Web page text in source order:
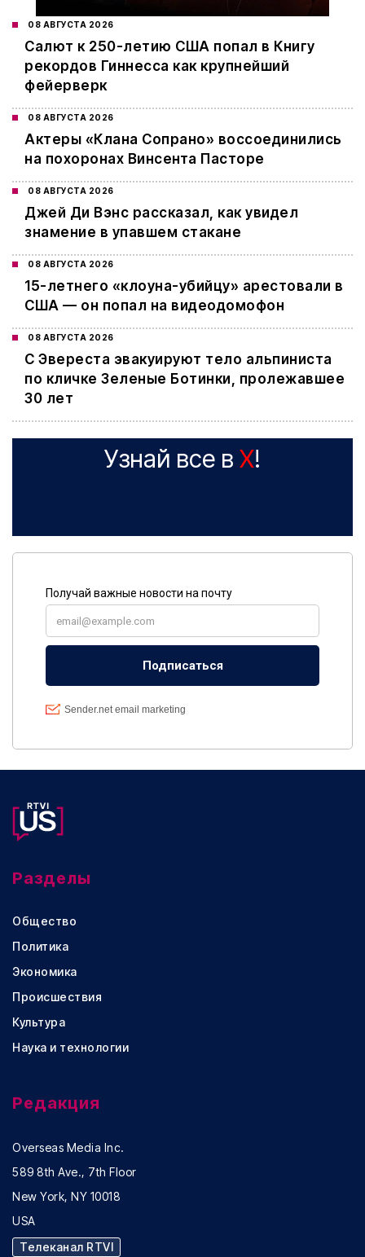
08 АВГУСТА 2026
Салют к 250-летию США попал в Книгу
рекордов Гиннесса как крупнейший
фейерверк
08 АВГУСТА 2026
Актеры «Клана Сопрано» воссоединились
на похоронах Винсента Пасторе
08 АВГУСТА 2026
Джей Ди Вэнс рассказал, как увидел
знамение в упавшем стакане
08 АВГУСТА 2026
15-летнего «клоуна-убийцу» арестовали в
США — он попал на видеодомофон
08 АВГУСТА 2026
С Эвереста эвакуируют тело альпиниста
по кличке Зеленые Ботинки, пролежавшее
30 лет
Узнай все в X!
Разделы
Общество
Политика
Экономика
Происшествия
Культура
Наука и технологии
Редакция
Overseas Media Inc.
589 8th Ave., 7th Floor
New York, NY 10018
USA
Телеканал RTVI